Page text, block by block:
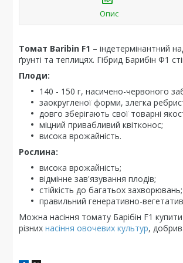
Опис
Томат Baribin F1 – індетермінантний
ґрунті та теплицях. Гібрид Барибін Ф1
Плоди:
140 - 150 г, насичено-червоного
заокругленої форми, злегка
довго зберігають свої товарні
міцний привабливий квітконос;
висока врожайність.
Рослина:
висока врожайність;
відмінне зав'язування плодів;
стійкість до багатьох захворювань;
правильний генеративно-
Можна насіння томату Барібін F1
різних насіння овочевих культур,